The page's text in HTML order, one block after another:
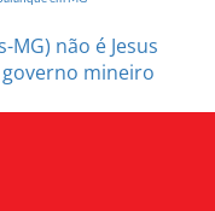
não é Jesus
mineiro